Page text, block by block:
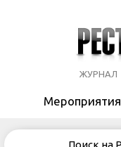
ЖУРНАЛ
Мероприятия